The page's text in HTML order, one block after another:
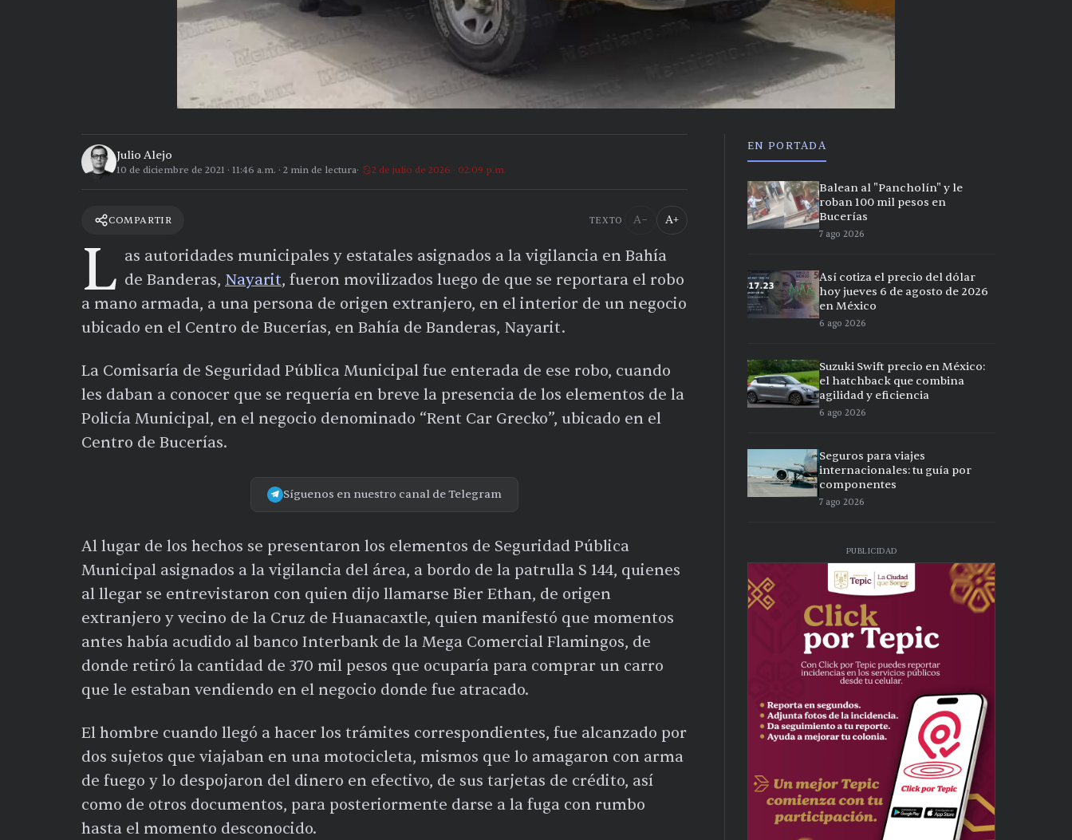
Julio Alejo
10 de diciembre de 2021 · 11:46 a.m. · 2 min de lectura 2 de julio de 2026 · 02:09 p.m.
COMPARTIR TEXTO A− A+
L as autoridades municipales y estatales asignados a la vigilancia en Bahía
de Banderas, Nayarit, fueron movilizados luego de que se reportara el robo
a mano armada, a una persona de origen extranjero, en el interior de un negocio
ubicado en el Centro de Bucerías, en Bahía de Banderas, Nayarit.
La Comisaría de Seguridad Pública Municipal fue enterada de ese robo, cuando
les daban a conocer que se requería en breve la presencia de los elementos de la
Policía Municipal, en el negocio denominado “Rent Car Grecko”, ubicado en el
Centro de Bucerías.
Síguenos en nuestro canal de Telegram
Al lugar de los hechos se presentaron los elementos de Seguridad Pública
Municipal asignados a la vigilancia del área, a bordo de la patrulla S 144, quienes
al llegar se entrevistaron con quien dijo llamarse Bier Ethan, de origen
extranjero y vecino de la Cruz de Huanacaxtle, quien manifestó que momentos
antes había acudido al banco Interbank de la Mega Comercial Flamingos, de
donde retiró la cantidad de 370 mil pesos que ocuparía para comprar un carro
que le estaban vendiendo en el negocio donde fue atracado.
El hombre cuando llegó a hacer los trámites correspondientes, fue alcanzado por
dos sujetos que viajaban en una motocicleta, mismos que lo amagaron con arma
de fuego y lo despojaron del dinero en efectivo, de sus tarjetas de crédito, así
como de otros documentos, para posteriormente darse a la fuga con rumbo
hasta el momento desconocido.
EN PORTADA
Balean al "Pancholín" y le
roban 100 mil pesos en
Bucerías
7 ago 2026
Así cotiza el precio del dólar
hoy jueves 6 de agosto de 2026
en México
6 ago 2026
Suzuki Swift precio en México:
el hatchback que combina
agilidad y eficiencia
6 ago 2026
Seguros para viajes
internacionales: tu guía por
componentes
7 ago 2026
PUBLICIDAD